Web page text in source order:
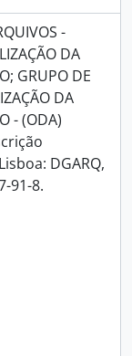
-
DA
GRUPO DE
DA
- (ODA)
DGARQ,
91-8.